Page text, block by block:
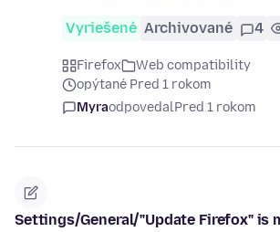
Vyriešené Archivované 4
Firefox
Web compatibility
opýtané Pred 1 rokom
MyraodpovedalPred 1 rokom
Settings/General/"Update Firefox" is